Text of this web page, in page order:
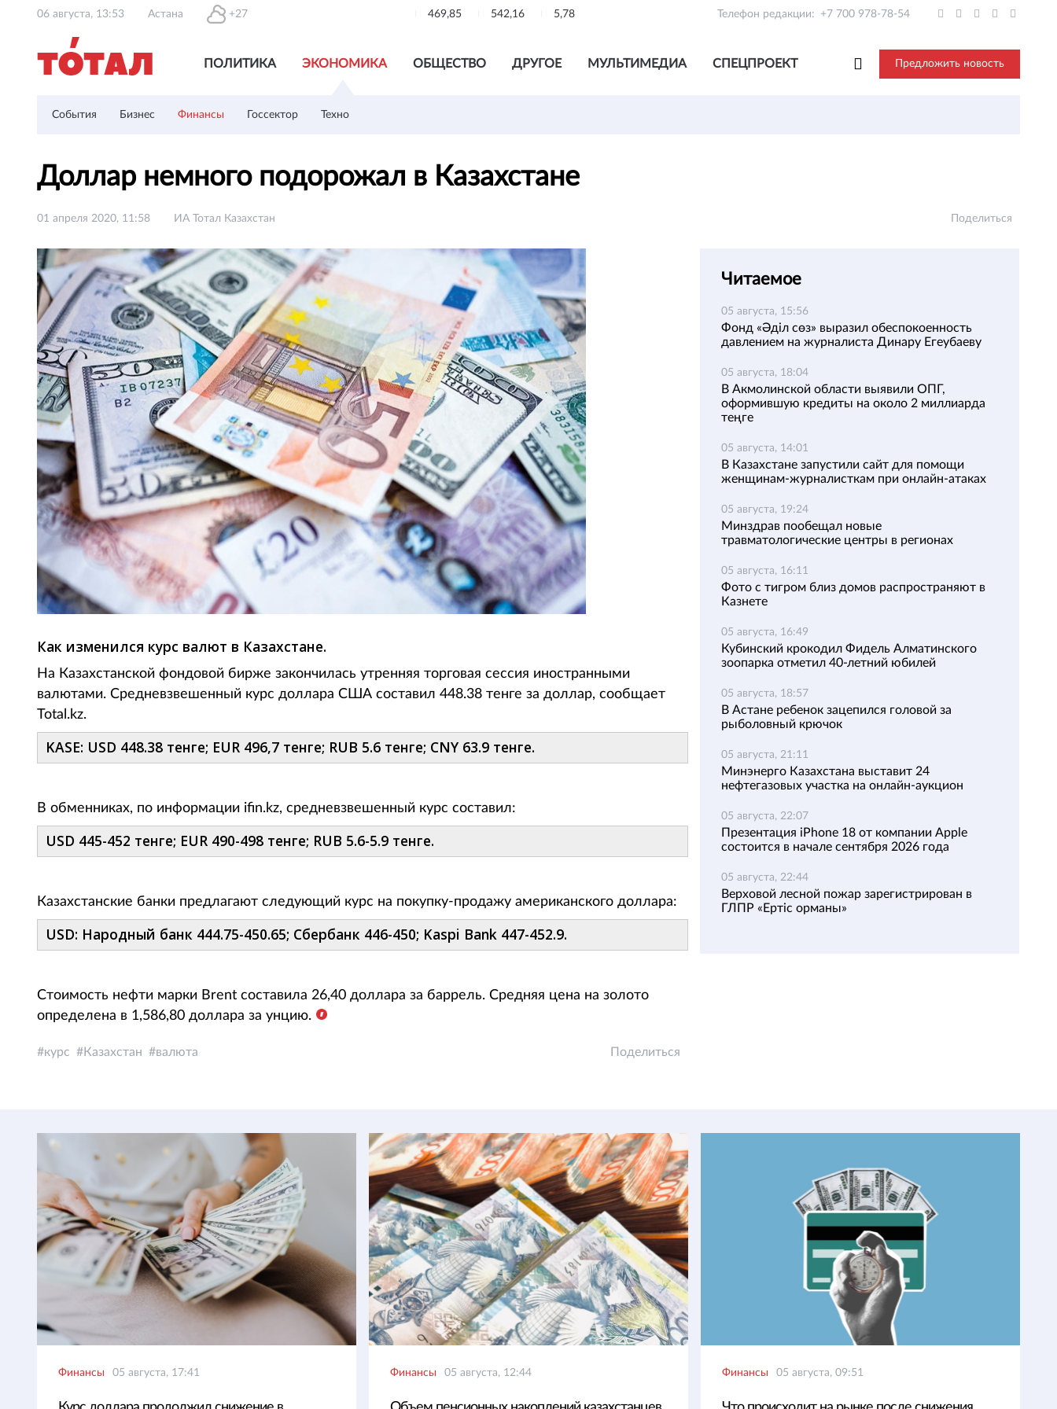
06 августа, 13:53 Астана +27 469,85 542,16 5,78 Телефон редакции: +7 700 978-78-54
ПОЛИТИКА ЭКОНОМИКА ОБЩЕСТВО ДРУГОЕ МУЛЬТИМЕДИА СПЕЦПРОЕКТ Предложить новость
События Бизнес Финансы Госсектор Техно
Доллар немного подорожал в Казахстане
01 апреля 2020, 11:58 ИА Тотал Казахстан Поделиться
Как изменился курс валют в Казахстане.
На Казахстанской фондовой бирже закончилась утренняя торговая сессия иностранными
валютами. Средневзвешенный курс доллара США составил 448.38 тенге за доллар, сообщает
Total.kz.
KASE: USD 448.38 тенге; EUR 496,7 тенге; RUB 5.6 тенге; CNY 63.9 тенге.
В обменниках, по информации ifin.kz, средневзвешенный курс составил:
USD 445-452 тенге; EUR 490-498 тенге; RUB 5.6-5.9 тенге.
Казахстанские банки предлагают следующий курс на покупку-продажу американского доллара:
USD: Народный банк 444.75-450.65; Сбербанк 446-450; Kaspi Bank 447-452.9.
Стоимость нефти марки Brent составила 26,40 доллара за баррель. Средняя цена на золото
определена в 1,586,80 доллара за унцию.
курс Казахстан валюта Поделиться
Читаемое
05 августа, 15:56
Фонд «Әділ сөз» выразил обеспокоенность
давлением на журналиста Динару Егеубаеву
05 августа, 18:04
В Акмолинской области выявили ОПГ,
оформившую кредиты на около 2 миллиарда
теңге
05 августа, 14:01
В Казахстане запустили сайт для помощи
женщинам-журналисткам при онлайн-атаках
05 августа, 19:24
Минздрав пообещал новые
травматологические центры в регионах
05 августа, 16:11
Фото с тигром близ домов распространяют в
Казнете
05 августа, 16:49
Кубинский крокодил Фидель Алматинского
зоопарка отметил 40-летний юбилей
05 августа, 18:57
В Астане ребенок зацепился головой за
рыболовный крючок
05 августа, 21:11
Минэнерго Казахстана выставит 24
нефтегазовых участка на онлайн-аукцион
05 августа, 22:07
Презентация iPhone 18 от компании Apple
состоится в начале сентября 2026 года
05 августа, 22:44
Верховой лесной пожар зарегистрирован в
ГЛПР «Ертіс орманы»
Финансы 05 августа, 17:41 Финансы 05 августа, 12:44 Финансы 05 августа, 09:51